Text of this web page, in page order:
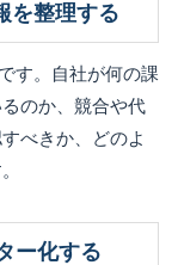
を整理する
す。自社が何の課
のか、競合や代
べきか、どのよ
ー化する